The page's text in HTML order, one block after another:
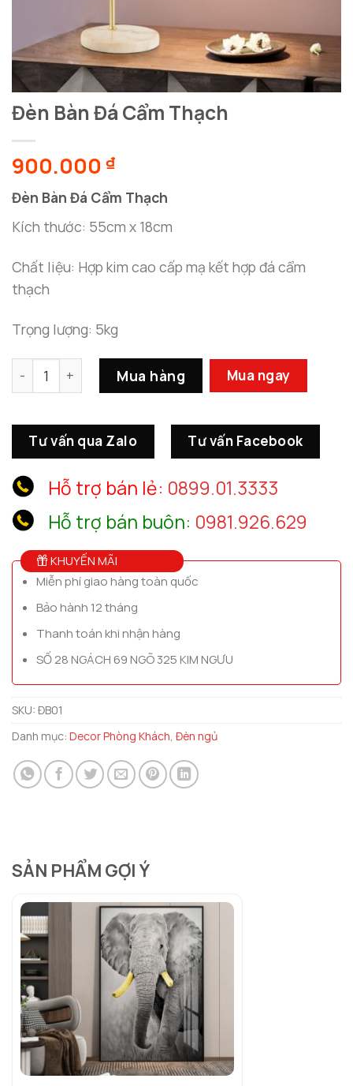
Đèn Bàn Đá Cẩm Thạch
900.000 ₫
Đèn Bàn Đá Cẩm Thạch
Kích thước: 55cm x 18cm
Chất liệu: Hợp kim cao cấp mạ kết hợp đá cẩm
thạch
Trọng lượng: 5kg
Đèn Bàn Đá Cẩm Thạch số lượng
Mua hàng Mua ngay
Tư vấn qua Zalo Tư vấn Facebook
Hỗ trợ bán lẻ: 0899.01.3333
Hỗ trợ bán buôn: 0981.926.629
KHUYẾN MÃI
Miễn phí giao hàng toàn quốc
Bảo hành 12 tháng
Thanh toán khi nhận hàng
SỐ 28 NGÁCH 69 NGÕ 325 KIM NGƯU
SKU: ĐB01
Danh mục: Decor Phòng Khách, Đèn ngủ
SẢN PHẨM GỢI Ý